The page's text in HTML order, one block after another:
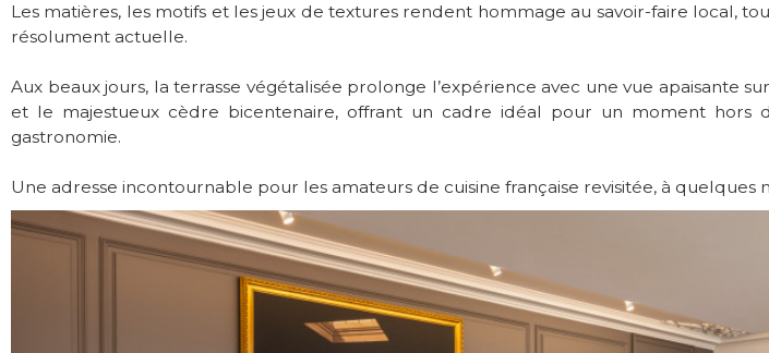
Les matières, les motifs et les jeux de textures rendent hommage au savoir-faire local,
résolument actuelle.
Aux beaux jours, la terrasse végétalisée prolonge l’expérience avec une vue apaisante
et le majestueux cèdre bicentenaire, offrant un cadre idéal pour un moment hors
gastronomie.
Une adresse incontournable pour les amateurs de cuisine française revisitée, à quelques